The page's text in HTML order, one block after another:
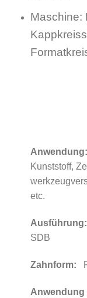
Maschine:
Anwendung:
Kunststoff,
etc.
Ausführung:
SDB
Zahnform:
Anwendung